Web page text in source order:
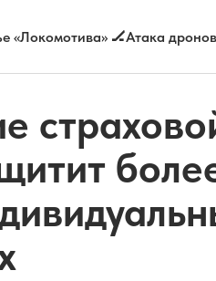
«Локомотива» 🏒Атака дронов